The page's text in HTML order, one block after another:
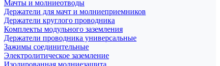
Мачты и молниеотводы
Держатели для мачт и молниеприемников
Держатели круглого проводника
Комплекты модульного заземления
Держатели проводника универсальные
Зажимы соединительные
Электролитическое заземление
Изолированная молниезащита